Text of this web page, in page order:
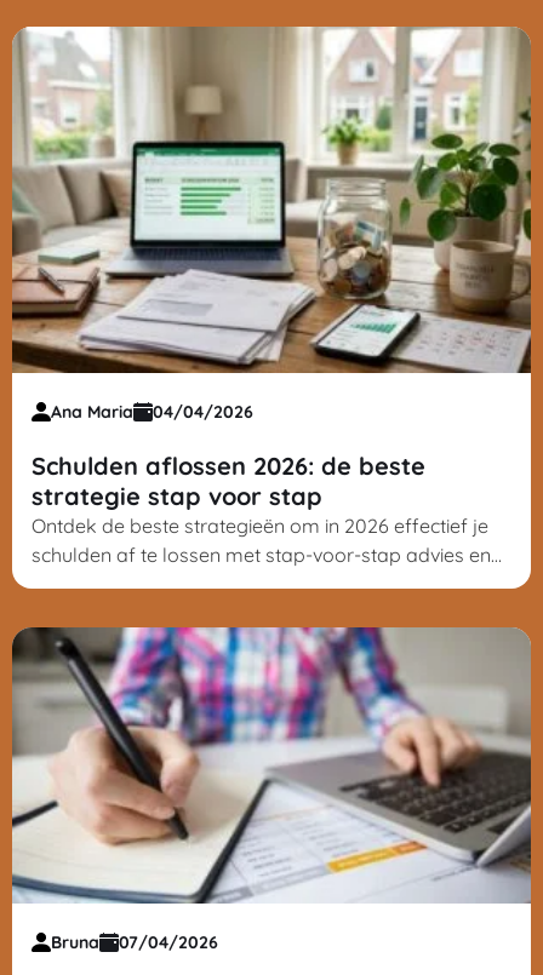
Ana Maria 04/04/2026
Schulden aflossen 2026: de beste
strategie stap voor stap
Ontdek de beste strategieën om in 2026 effectief je
schulden af te lossen met stap-voor-stap advies en
slimme aflosmethodes.
Bruna 07/04/2026